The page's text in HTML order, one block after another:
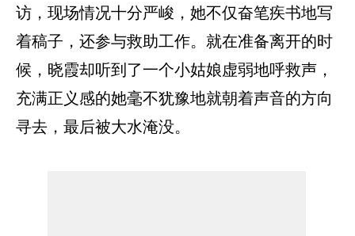
访，现场情况十分严峻，她不仅奋笔疾书地写
着稿子，还参与救助工作。就在准备离开的时
候，晓霞却听到了一个小姑娘虚弱地呼救声，
充满正义感的她毫不犹豫地就朝着声音的方向
寻去，最后被大水淹没。